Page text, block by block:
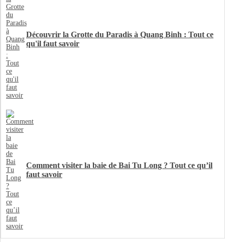
Découvrir la Grotte du Paradis à Quang Binh : Tout ce
qu'il faut savoir
Comment visiter la baie de Bai Tu Long ? Tout ce qu’il
faut savoir